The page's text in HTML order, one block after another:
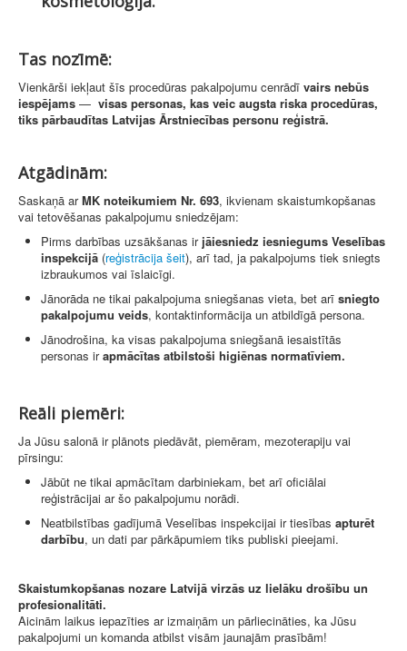
Tas nozīmē:
Vienkārši iekļaut šīs procedūras pakalpojumu cenrādī vairs nebūs
iespējams — visas personas, kas veic augsta riska procedūras,
tiks pārbaudītas Latvijas Ārstniecības personu reģistrā.
Atgādinām:
Saskaņā arMK noteikumiem Nr. 693, ikvienam skaistumkopšanas
vai tetovēšanas pakalpojumu sniedzējam:
Pirms darbības uzsākšanas ir jāiesniedz iesniegums Veselības
inspekcijā (reģistrācija šeit), arī tad, ja pakalpojums tiek sniegts
izbraukumos vai īslaicīgi.
Jānorāda ne tikai pakalpojuma sniegšanas vieta, bet arī sniegto
pakalpojumu veids, kontaktinformācija un atbildīgā persona.
Jānodrošina, ka visas pakalpojuma sniegšanā iesaistītās
personas irapmācītas atbilstoši higiēnas normatīviem.
Reāli piemēri:
Ja Jūsu salonā ir plānots piedāvāt, piemēram, mezoterapiju vai
pīrsingu:
Jābūt ne tikai apmācītam darbiniekam, bet arī oficiālai
reģistrācijai ar šo pakalpojumu norādi.
Neatbilstības gadījumā Veselības inspekcijai ir tiesības apturēt
darbību, un dati par pārkāpumiem tiks publiski pieejami.
Skaistumkopšanas nozare Latvijā virzās uz lielāku drošību un
profesionalitāti.
Aicinām laikus iepazīties ar izmaiņām un pārliecināties, ka Jūsu
pakalpojumi un komanda atbilst visām jaunajām prasībām!